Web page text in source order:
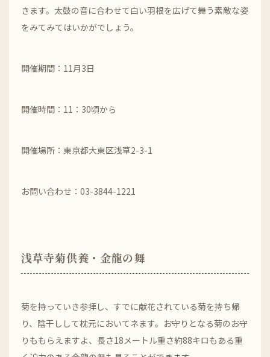
きます。太鼓の音に合わせて白い羽根を広げて舞う素敵な姿
をみてみてはいかがでしょう。
開催期間：11月3日
開催時間：11：30頃から
開催場所：東京都大東区浅草2-3-1
お問い合わせ：03-3844-1221
浅草寺菊供養・金龍の舞
菊を持っていき参拝し、すでに献花されている菊を持ち帰
り、陰干しして枕元においてネます。お守りとなる菊のお守
りももらえますよ、長さ18メートル重さ約88キロもある重